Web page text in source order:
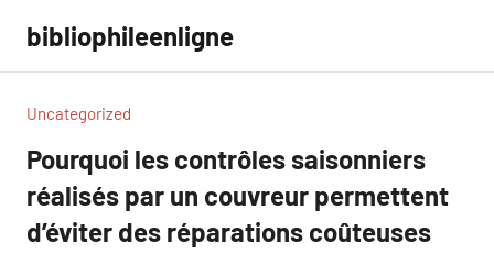
contenu
bibliophileenligne
Uncategorized
Pourquoi les contrôles saisonniers
réalisés par un couvreur permettent
d’éviter des réparations coûteuses